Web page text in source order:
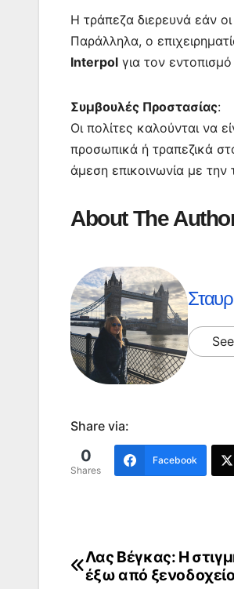
Η τράπεζα διερευνά εάν
Παράλληλα, ο
Interpol για τον
Συμβουλές Προστασίας:
Οι πολίτες καλούνται να
προσωπικά ή τραπεζικά
άμεση επικοινωνία με
About The
Share via:
0
Shares
Facebook
Πλοήγηση
Λας Βέγκας: Η
έξω από